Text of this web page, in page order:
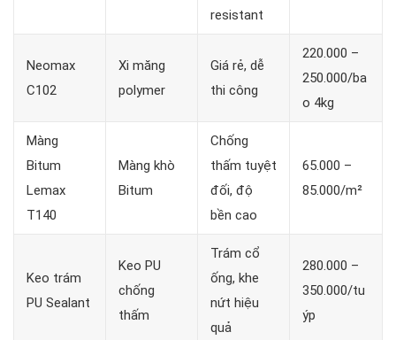
resistant
Neomax
C102
Xi măng
polymer
Giá rẻ, dễ
thi công
220.000 –
250.000/ba
o 4kg
Màng
Bitum
Lemax
T140
Màng khò
Bitum
Chống
thấm tuyệt
đối, độ
bền cao
65.000 –
85.000/m²
Keo trám
PU Sealant
Keo PU
chống
thấm
Trám cổ
ống, khe
nứt hiệu
quả
280.000 –
350.000/tu
ýp